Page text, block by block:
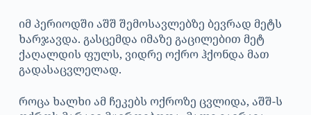
იმ პერიოდში აშშ შემოსავლებზე ბევრად მეტს
ხარჯავდა. გასცემდა იმაზე გაცილებით მეტ
ქაღალდის ფულს, ვიდრე ოქრო ჰქონდა მათ
გადასაცვლელად.
როცა ხალხი ამ ჩეკებს ოქროზე ცვლიდა, აშშ-ს